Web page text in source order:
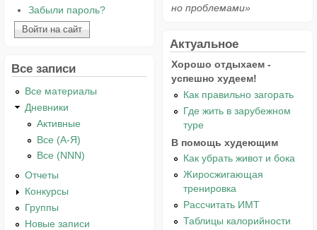
Забыли пароль?
Все записи
Все материалы
Дневники
Активные
Все (А-Я)
Все (NNN)
Отчеты
Конкурсы
Группы
Новые записи
но проблемами»
Актуальное
Хорошо отдыхаем -
успешно худеем!
Как правильно загорать
Где жить в зарубежном
туре
В помощь худеющим
Как убрать живот и бока
Жиросжигающая
тренировка
Рассчитать ИМТ
Таблицы калорийности